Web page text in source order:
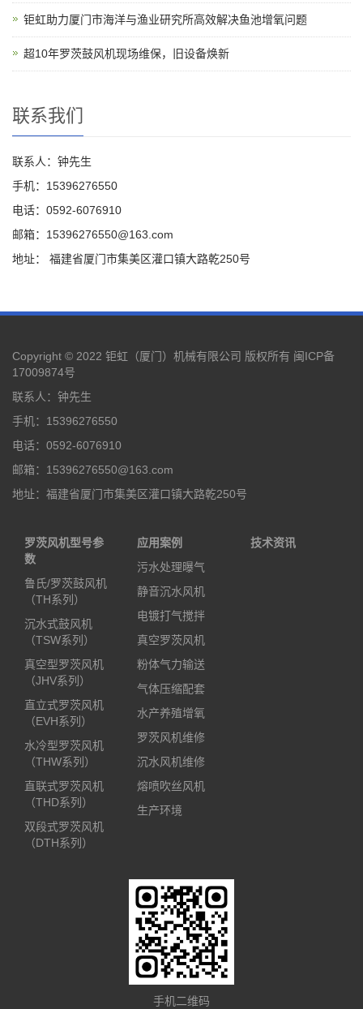
钜虹助力厦门市海洋与渔业研究所高效解决鱼池增氧问题
超10年罗茨鼓风机现场维保，旧设备焕新
联系我们
联系人：钟先生
手机：15396276550
电话：0592-6076910
邮箱：15396276550@163.com
地址： 福建省厦门市集美区灌口镇大路乾250号
Copyright © 2022 钜虹（厦门）机械有限公司 版权所有 闽ICP备
17009874号
联系人：钟先生
手机：15396276550
电话：0592-6076910
邮箱：15396276550@163.com
地址：福建省厦门市集美区灌口镇大路乾250号
罗茨风机型号参
数
鲁氏/罗茨鼓风机
（TH系列）
沉水式鼓风机
（TSW系列）
真空型罗茨风机
（JHV系列）
直立式罗茨风机
（EVH系列）
水冷型罗茨风机
（THW系列）
直联式罗茨风机
（THD系列）
双段式罗茨风机
（DTH系列）
应用案例
污水处理曝气
静音沉水风机
电镀打气搅拌
真空罗茨风机
粉体气力输送
气体压缩配套
水产养殖增氧
罗茨风机维修
沉水风机维修
熔喷吹丝风机
生产环境
技术资讯
手机二维码